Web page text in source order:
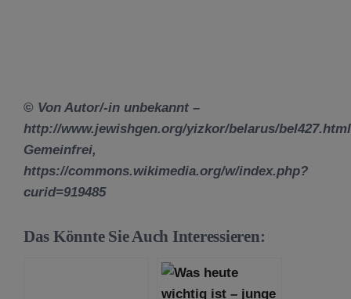
© Von Autor/-in unbekannt –
http://www.jewishgen.org/yizkor/belarus/
Gemeinfrei,
https://commons.wikimedia.org/w/index.php?
curid=919485
Das Könnte Sie Auch Interessieren: